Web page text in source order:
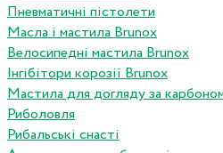
Пневматичні пістолети
Масла і мастила Brunox
Велосипедні мастила Brunox
Інгібітори корозії Brunox
Мастила для догляду за
Риболовля
Рибальські снасті